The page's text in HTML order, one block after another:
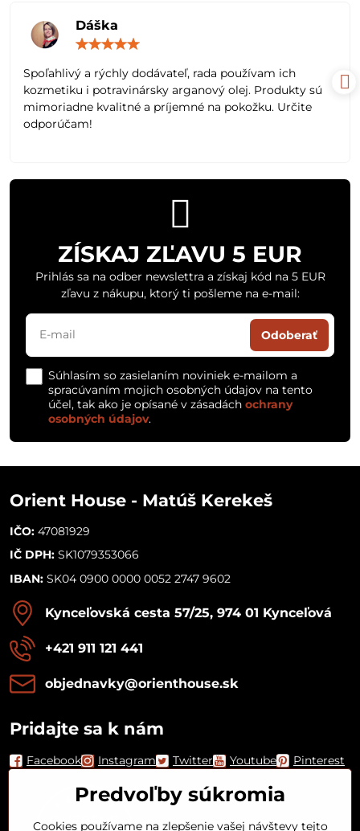
Dáška
5
Spoľahlivý a rýchly dodávateľ, rada používam ich
kozmetiku i potravinársky arganový olej. Produkty sú
mimoriadne kvalitné a príjemné na pokožku. Určite
odporúčam!
ZÍSKAJ ZĽAVU 5 EUR
Prihlás sa na odber newslettra a získaj kód na 5 EUR
zľavu z nákupu, ktorý ti pošleme na e-mail:
Odoberať
Súhlasím so zasielaním noviniek e-mailom a
spracúvaním mojich osobných údajov na tento
účel, tak ako je opísané v zásadách ochrany
osobných údajov.
Orient House - Matúš Kerekeš
IČO: 47081929
IČ DPH: SK1079353066
IBAN: SK04 0900 0000 0052 2747 9602
Kynceľovská cesta 57/25, 974 01 Kynceľová
+421 911 121 441
objednavky​@orienthouse​.sk
Pridajte sa k nám
Facebook Instagram Twitter Youtube Pinterest
Predvoľby súkromia
Cookies používame na zlepšenie vašej návštevy tejto